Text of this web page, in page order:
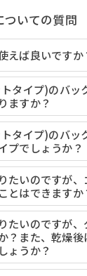
いての質問
えば良いですか
タイプ)のバッ
ますか？
タイプ)のバッ
プでしょうか？
たいのですが
とはできますか
たいのですが
？また、乾燥
ょうか？